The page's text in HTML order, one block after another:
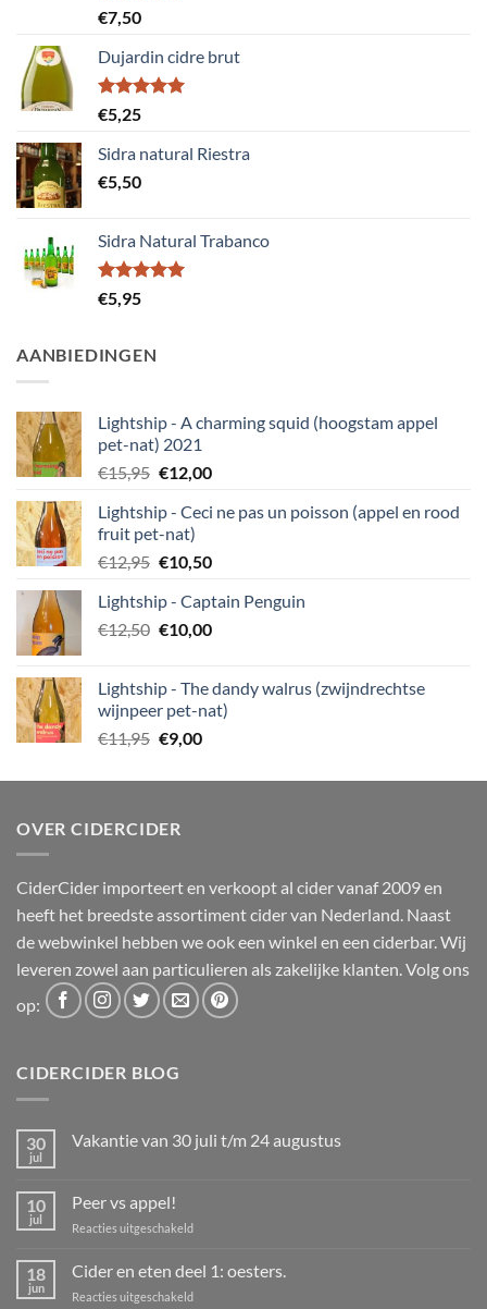
Gewaardeerd
5.00
€7,50
Dujardin cidre brut
Gewaardeerd
5.00
€5,25
Sidra natural Riestra
€5,50
Sidra Natural Trabanco
Gewaardeerd
5.00
€5,95
AANBIEDINGEN
Lightship - A charming squid (hoogstam appel
pet-nat) 2021
€15,95 Oorspronkelijke
was:
€15,95.
€12,00Huidige
is:
Lightship - Ceci ne pas un poisson (appel en rood
fruit pet-nat)
€12,95 Oorspronkelijke
was:
€12,95.
€10,50Huidige
is:
€10,50.
Lightship - Captain Penguin
€12,50 Oorspronkelijke
€12,50.
€10,00Huidige
€10,00.
Lightship - The dandy walrus (zwijndrechtse
wijnpeer pet-nat)
€11,95 Oorspronkelijke
was:
€9,00Huidige
is:
OVER CIDERCIDER
CiderCider importeert en verkoopt al cider vanaf 2009 en
heeft het breedste assortiment cider van Nederland. Naast
de webwinkel hebben we ook een winkel en een ciderbar. Wij
leveren zowel aan particulieren als zakelijke klanten. Volg ons
op:
CIDERCIDER BLOG
30
jul
Vakantie van 30 juli t/m 24 augustus
Vakantie
30
24
augustus
10
jul
Peer vs appel!
Reacties uitgeschakeldvoor
vs
appel!
18
jun
Cider en eten deel 1: oesters.
Reacties uitgeschakeldvoor